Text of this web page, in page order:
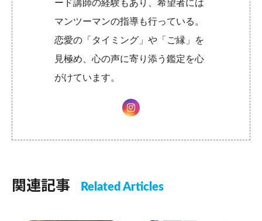
ード講師の経験もあり、希望者には
マンツーマンの指導も行っている。
恋愛の「タイミング」や「ご縁」を
見極め、心の声に寄り添う鑑定を心
がけています。
関連記事 Related Articles